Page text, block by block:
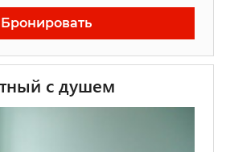
Бронировать
с душем